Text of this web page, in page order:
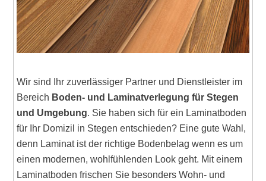
Wir sind Ihr zuverlässiger Partner und Dienstleister im
Bereich Boden- und Laminatverlegung für Stegen
und Umgebung. Sie haben sich für ein Laminatboden
für Ihr Domizil in Stegen entschieden? Eine gute Wahl,
denn Laminat ist der richtige Bodenbelag wenn es um
einen modernen, wohlfühlenden Look geht. Mit einem
Laminatboden frischen Sie besonders Wohn- und